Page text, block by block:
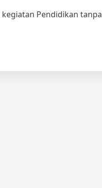
Pendidikan tanpa